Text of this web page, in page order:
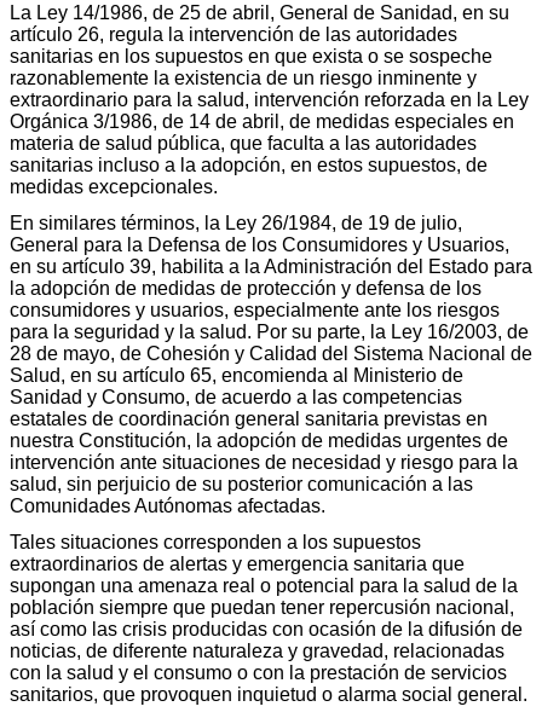
La Ley 14/1986, de 25 de abril, General de Sanidad, en su
artículo 26, regula la intervención de las autoridades
sanitarias en los supuestos en que exista o se sospeche
razonablemente la existencia de un riesgo inminente y
extraordinario para la salud, intervención reforzada en la Ley
Orgánica 3/1986, de 14 de abril, de medidas especiales en
materia de salud pública, que faculta a las autoridades
sanitarias incluso a la adopción, en estos supuestos, de
medidas excepcionales.
En similares términos, la Ley 26/1984, de 19 de julio,
General para la Defensa de los Consumidores y Usuarios,
en su artículo 39, habilita a la Administración del Estado para
la adopción de medidas de protección y defensa de los
consumidores y usuarios, especialmente ante los riesgos
para la seguridad y la salud. Por su parte, la Ley 16/2003, de
28 de mayo, de Cohesión y Calidad del Sistema Nacional de
Salud, en su artículo 65, encomienda al Ministerio de
Sanidad y Consumo, de acuerdo a las competencias
estatales de coordinación general sanitaria previstas en
nuestra Constitución, la adopción de medidas urgentes de
intervención ante situaciones de necesidad y riesgo para la
salud, sin perjuicio de su posterior comunicación a las
Comunidades Autónomas afectadas.
Tales situaciones corresponden a los supuestos
extraordinarios de alertas y emergencia sanitaria que
supongan una amenaza real o potencial para la salud de la
población siempre que puedan tener repercusión nacional,
así como las crisis producidas con ocasión de la difusión de
noticias, de diferente naturaleza y gravedad, relacionadas
con la salud y el consumo o con la prestación de servicios
sanitarios, que provoquen inquietud o alarma social general.